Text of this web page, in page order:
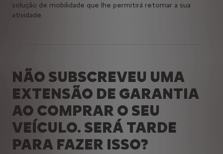
solução de mobilidade que lhe permitirá retomar a sua
atividade.
NÃO SUBSCREVEU UMA
EXTENSÃO DE GARANTIA
AO COMPRAR O SEU
VEÍCULO. SERÁ TARDE
PARA FAZER ISSO?